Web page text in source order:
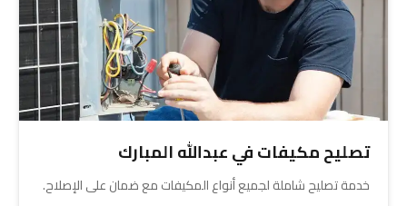
تصليح مكيفات في عبدالله المبارك
خدمة تصليح شاملة لجميع أنواع المكيفات مع ضمان على الإصلاح.